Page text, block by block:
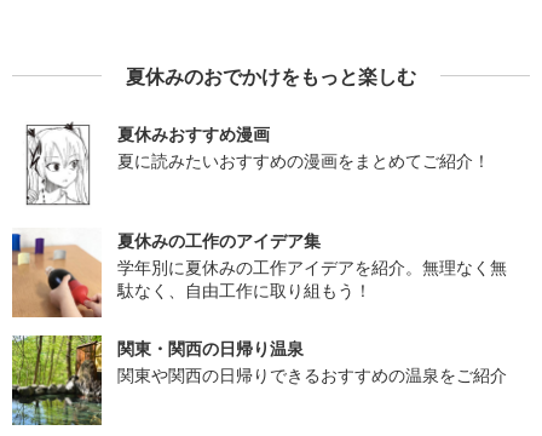
夏休みのおでかけをもっと楽しむ
夏休みおすすめ漫画
夏に読みたいおすすめの漫画をまとめてご紹介！
夏休みの工作のアイデア集
学年別に夏休みの工作アイデアを紹介。無理なく無
駄なく、自由工作に取り組もう！
関東・関西の日帰り温泉
関東や関西の日帰りできるおすすめの温泉をご紹介